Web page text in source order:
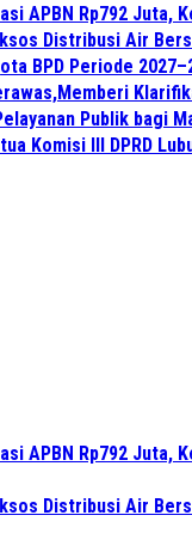
APBN Rp792 Juta,
Distribusi Air
BPD Periode
Publik bagi
Komisi III DPRD
APBN Rp792 Juta,
Distribusi Air